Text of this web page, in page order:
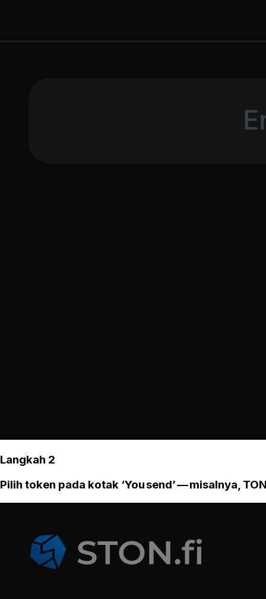
Langkah 2
Pilih token pada kotak ‘You send’ — misalnya,